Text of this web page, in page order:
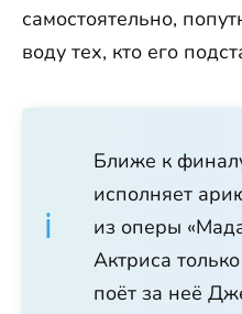
самостоятельно,
воду тех, кто его
Ближе к
исполняет
из оперы
Актриса
поёт за неё